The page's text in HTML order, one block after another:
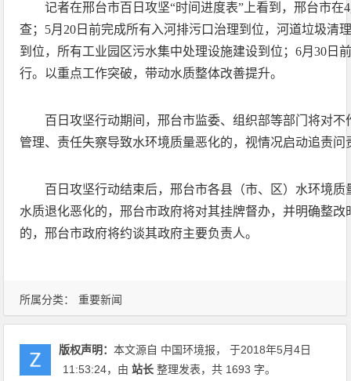
所属分类： 重要新闻
记者在邢台市百日攻坚“时间进度表”上看到，邢台市在
查；5月20日前完成所有入河排污口治理到位，河道垃圾清
到位，所有工业园区污水集中处理设施建设到位；6月30日
行。以重点工作突破，带动水质整体改善提升。
百日攻坚行动期间，邢台市监委、组织部等部门将对
管理、责任失察导致水环境质量恶化的，视情况启动追责问
百日攻坚行动结束后，邢台市各县（市、区）水环境
水质退化恶化的，邢台市政府将对其挂牌督办，并明确整
的，邢台市政府将约谈其政府主要负责人。
版权声明：本文源自 中国环境报， 于2018年5月4日
11:53:24，由站长 整理发表，共 1693 字。